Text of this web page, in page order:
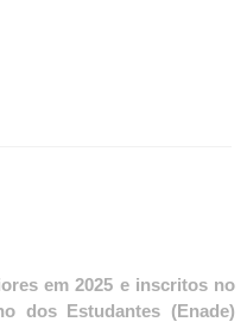
em 2025 e inscritos no
dos Estudantes (Enade)